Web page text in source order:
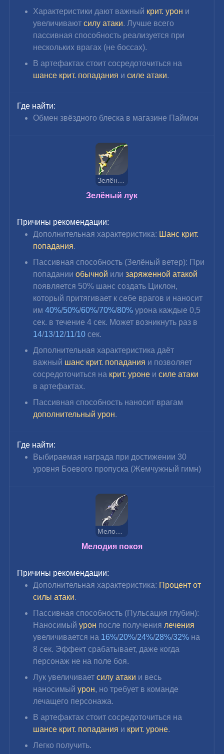
Характеристики дают важный крит. урон и
увеличивают силу атаки. Лучше всего
пассивная способность реализуется при
нескольких врагах (не боссах).
В артефактах стоит сосредоточиться на
шансе крит. попадания и силе атаки.
Где найти:
Обмен звёздного блеска в магазине Паймон
Зелёный лук
Причины рекомендации:
Дополнительная характеристика: Шанс крит.
попадания.
Пассивная способность (Зелёный ветер): При
попадании обычной или заряженной атакой
появляется 50% шанс создать Циклон,
который притягивает к себе врагов и наносит
им 40%/50%/60%/70%/80% урона каждые 0,5
сек. в течение 4 сек. Может возникнуть раз в
14/13/12/11/10 сек.
Дополнительная характеристика даёт
важный шанс крит. попадания и позволяет
сосредоточиться на крит. уроне и силе атаки
в артефактах.
Пассивная способность наносит врагам
дополнительный урон.
Где найти:
Выбираемая награда при достижении 30
уровня Боевого пропуска (Жемчужный гимн)
Мелодия покоя
Мелодия покоя
Причины рекомендации:
Дополнительная характеристика: Процент от
силы атаки.
Пассивная способность (Пульсация глубин):
Наносимый урон после получения лечения
увеличивается на 16%/20%/24%/28%/32% на
8 сек. Эффект срабатывает, даже когда
персонаж не на поле боя.
Лук увеличивает силу атаки и весь
наносимый урон, но требует в команде
лечащего персонажа.
В артефактах стоит сосредоточиться на
шансе крит. попадания и крит. уроне.
Легко получить.